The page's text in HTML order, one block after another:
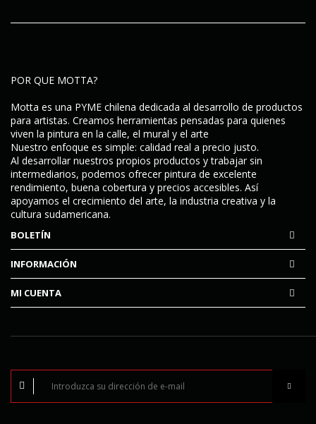
POR QUE MOTTA?
Motta es una PYME chilena dedicada al desarrollo de productos
para artistas. Creamos herramientas pensadas para quienes
viven la pintura en la calle, el mural y el arte
Nuestro enfoque es simple: calidad real a precio justo.
Al desarrollar nuestros propios productos y trabajar sin
intermediarios, podemos ofrecer pintura de excelente
rendimiento, buena cobertura y precios accesibles. Así
apoyamos el crecimiento del arte, la industria creativa y la
cultura sudamericana.
BOLETÍN
INFORMACIÓN
MI CUENTA